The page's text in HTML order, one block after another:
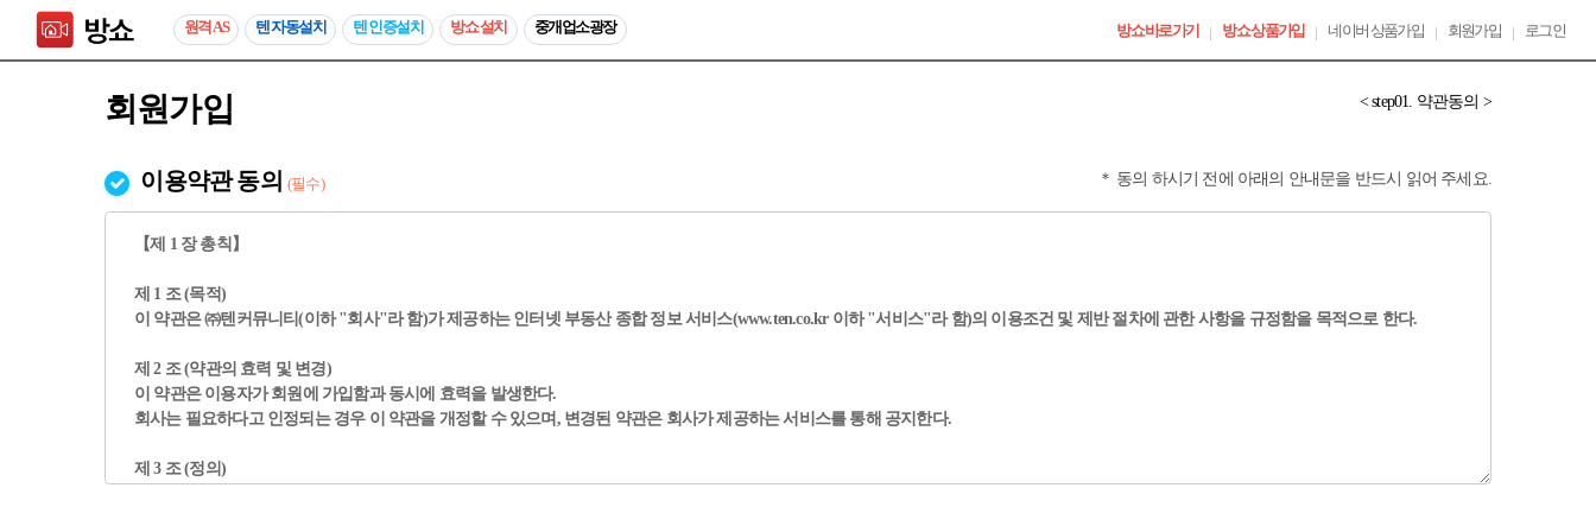
원격 AS 텐 자동설치 텐 인증설치 방쇼 설치 중개업소광장 방쇼 바로가기 방쇼 상품가입 네이버 상품가입 회원가입 로그인
회원가입 < step01. 약관동의 >
이용약관 동의 (필수) ＊ 동의 하시기 전에 아래의 안내문을 반드시 읽어 주세요.